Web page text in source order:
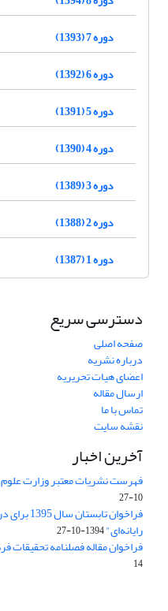
دوره 7 (1393)
دوره 6 (1392)
دوره 5 (1391)
دوره 4 (1390)
دوره 3 (1389)
دوره 2 (1388)
دوره 1 (1387)
دسترسی سریع
صفحه اصلی
درباره نشریه
اعضای هیات تحریریه
ارسال مقاله
تماس با ما
نقشه سایت
آخرین اخبار
فهرست نشریات معتبر وزارت علوم،
10-27
فراخوان
رایانه‌ای"1394-10-27
فراخوان مقاله فصلنامه تحقیقات فرهنگی
14